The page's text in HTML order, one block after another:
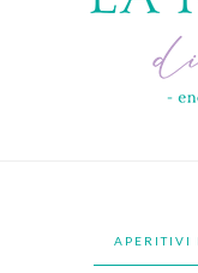
APERITIVI